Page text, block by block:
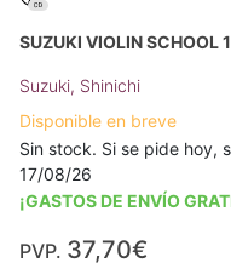
SUZUKI VIOLIN SCHOOL
Suzuki, Shinichi
Disponible en breve
Sin stock. Si se pide hoy,
17/08/26
¡GASTOS DE ENVÍO
PVP. 37,70€